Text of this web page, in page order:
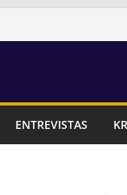
ENTREVISTAS